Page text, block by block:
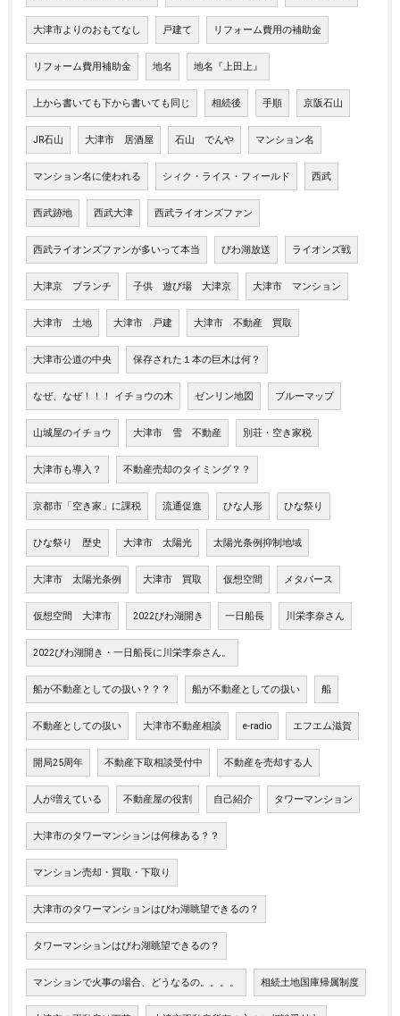
大津市よりのおもてなし 戸建て リフォーム費用の補助金
リフォーム費用補助金 地名 地名『上田上』
上から書いても下から書いても同じ 相続後 手順 京阪石山
JR石山 大津市 居酒屋 石山 でんや マンション名
マンション名に使われる シィク・ライス・フィールド 西武
西武跡地 西武大津 西武ライオンズファン
西武ライオンズファンが多いって本当 びわ湖放送 ライオンズ戦
大津京 ブランチ 子供 遊び場 大津京 大津市 マンション
大津市 土地 大津市 戸建 大津市 不動産 買取
大津市公道の中央 保存された１本の巨木は何？
なぜ、なぜ！！！ イチョウの木 ゼンリン地図 ブルーマップ
山城屋のイチョウ 大津市 雪 不動産 別荘・空き家税
大津市も導入？ 不動産売却のタイミング？？
京都市「空き家」に課税 流通促進 ひな人形 ひな祭り
ひな祭り 歴史 大津市 太陽光 太陽光条例抑制地域
大津市 太陽光条例 大津市 買取 仮想空間 メタバース
仮想空間 大津市 2022びわ湖開き 一日船長 川栄李奈さん
2022びわ湖開き・一日船長に川栄李奈さん。
船が不動産としての扱い？？？ 船が不動産としての扱い 船
不動産としての扱い 大津市不動産相談 e-radio エフエム滋賀
開局25周年 不動産下取相談受付中 不動産を売却する人
人が増えている 不動産屋の役割 自己紹介 タワーマンション
大津市のタワーマンションは何棟ある？？
マンション売却・買取・下取り
大津市のタワーマンションはびわ湖眺望できるの？
タワーマンションはびわ湖眺望できるの？
マンションで火事の場合、どうなるの。。。。 相続土地国庫帰属制度